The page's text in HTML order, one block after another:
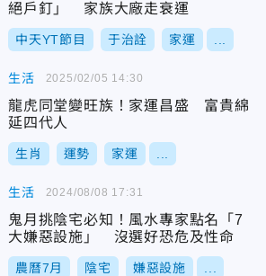
絕戶釘」 家族大廠走衰運
中天YT節目 于治詮 家運
生活
龍虎同堂變旺族！家運昌盛 富貴綿
延四代人
生肖 運勢 家運
2025/02/05 14:30
生活
鬼月挑陰宅必知！風水專家點名「7
大嫌惡設施」 沒選好恐危及性命
農曆7月 陰宅 嫌惡設施
2024/08/08 17:31